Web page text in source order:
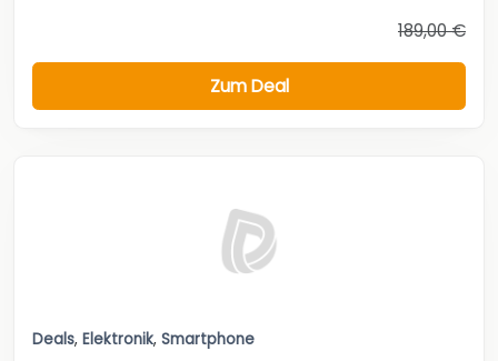
189,00 €
Zum Deal
Deals, Elektronik, Smartphone